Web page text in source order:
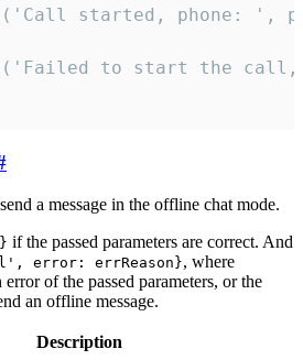
started, phone: ',
to start the
a message in the offline chat mode.
if the passed parameters are correct. And
error: errReason}, where
of the passed parameters, or the
an offline message.
Description